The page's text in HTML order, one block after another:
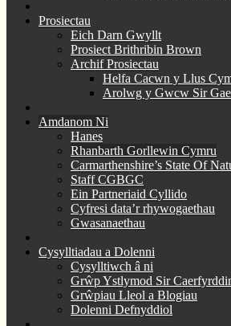
Prosiectau
Eich Darn Gwyllt
Prosiect Brithribin Brown
Archif Prosiectau
Helfa Cacwn y Llus
Arolwg y Gwcw Sir
Amdanom Ni
Hanes
Rhanbarth Gorllewin Cymru
Carmarthenshire’s State Of
Staff CGBGC
Ein Partneriaid Cyllido
Cyfresi data’r rhywogaethau
Gwasanaethau
Cysylltiadau a Dolenni
Cysylltiwch â ni
Grŵp Ystlymod Sir
Grŵpiau Lleol a Blogiau
Dolenni Defnyddiol